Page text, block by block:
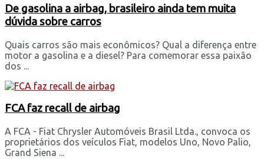
De gasolina a airbag, brasileiro ainda tem muita
dúvida sobre carros
Quais carros são mais econômicos? Qual a diferença entre
motor a gasolina e a diesel? Para comemorar essa paixão
dos ...
FCA faz recall de airbag
A FCA - Fiat Chrysler Automóveis Brasil Ltda., convoca os
proprietários dos veículos Fiat, modelos Uno, Novo Palio,
Grand Siena ...